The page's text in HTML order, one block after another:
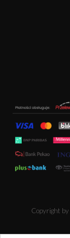
Copyright by